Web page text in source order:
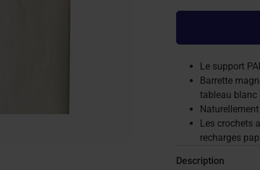
Le support
Barrette
tableau blanc
Les crochets
recharges
Description